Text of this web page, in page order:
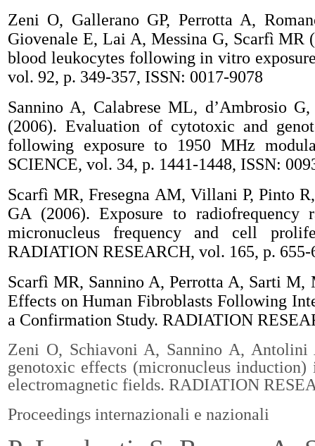
Zeni O, Gallerano GP, Perrotta A,
Giovenale E, Lai A, Messina G, Scarfì MR
blood leukocytes following in vitro
vol. 92, p. 349-357, ISSN: 0017-9078
Sannino A, Calabrese ML, d’Ambrosio
(2006). Evaluation of cytotoxic and
following exposure to 1950 MHz
SCIENCE, vol. 34, p. 1441-1448, ISSN:
Scarfì MR, Fresegna AM, Villani P, Pinto
GA (2006). Exposure to
micronucleus frequency and cell
RADIATION RESEARCH, vol. 165, p. 655-
Scarfì MR, Sannino A, Perrotta A, Sarti M,
Effects on Human Fibroblasts Following
a Confirmation Study. RADIATION
Zeni O, Schiavoni A, Sannino A,
genotoxic effects (micronucleus
electromagnetic fields. RADIATION
Proceedings internazionali e nazionali